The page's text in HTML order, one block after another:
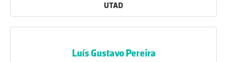
UTAD
Luís Gustavo Pereira